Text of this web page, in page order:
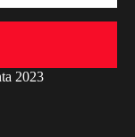
2023